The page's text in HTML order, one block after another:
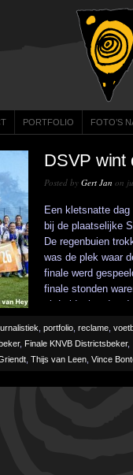
PORTFOLIO FOTO’S
DSVP wint
Posted by Gert Jan on
Een kletsnatte
bij de plaatselijke
De regenbuien
was de plek waar
finale werd
finale stonden
uit
portfolio reclame
, Finale KNVB Districtsbeker,
Thijs van Leen Vince